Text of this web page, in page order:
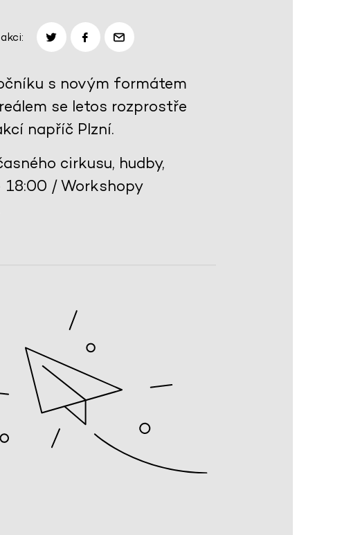
s novým formátem
se letos rozprostře
napříč Plzní.
cirkusu, hudby,
18:00 / Workshopy